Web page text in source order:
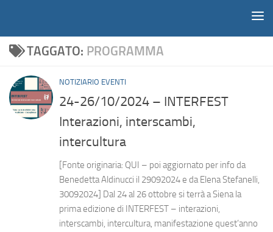
TAGGATO: PROGRAMMA
NOTIZIARIO EVENTI
24-26/10/2024 – INTERFEST
Interazioni, interscambi,
intercultura
[Fonte originaria: QUI – poi aggiornato per info da
Benedetta Aldinucci il 29092024 e da Elena Stefanelli,
30092024] Dal 24 al 26 ottobre si terrà a Siena la
prima edizione di INTERFEST – interazioni,
interscambi, intercultura, manifestazione quest’anno